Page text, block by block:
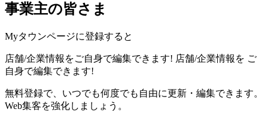
事業主の皆さま
Myタウンページに登録すると
店舗/企業情報をご自身で編集できます! 店舗/企業情報を ご
自身で編集できます!
無料登録で、いつでも何度でも自由に更新・編集できます。
Web集客を強化しましょう。